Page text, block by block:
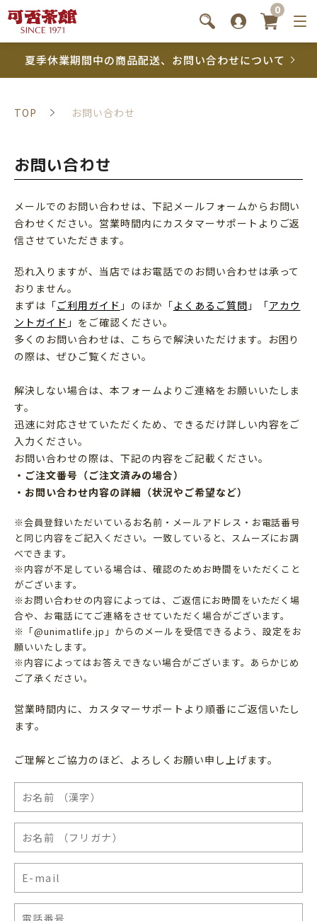
0
夏季休業期間中の商品配送、お問い合わせについて
TOP お問い合わせ
お問い合わせ
メールでのお問い合わせは、下記メールフォームからお問い
合わせください。営業時間内にカスタマーサポートよりご返
信させていただきます。
恐れ入りますが、当店ではお電話でのお問い合わせは承って
おりません。
まずは「ご利用ガイド 」のほか「よくあるご質問 」「アカウ
ントガイド 」をご確認ください。
多くのお問い合わせは、こちらで解決いただけます。お困り
の際は、ぜひご覧ください。
解決しない場合は、本フォームよりご連絡をお願いいたしま
す。
迅速に対応させていただくため、できるだけ詳しい内容をご
入力ください。
お問い合わせの際は、下記の内容をご記載ください。
・ご注文番号（ご注文済みの場合）
・お問い合わせ内容の詳細（状況やご希望など）
※会員登録いただいているお名前・メールアドレス・お電話番号
と同じ内容をご記入ください。一致していると、スムーズにお調
べできます。
※内容が不足している場合は、確認のためお時間をいただくこと
がございます。
※お問い合わせの内容によっては、ご返信にお時間をいただく場
合や、お電話にてご連絡をさせていただく場合がございます。
※「@unimatlife.jp」からのメールを受信できるよう、設定をお
願いいたします。
※内容によってはお答えできない場合がございます。あらかじめ
ご了承ください。
営業時間内に、カスタマーサポートより順番にご返信いたし
ます。
ご理解とご協力のほど、よろしくお願い申し上げます。